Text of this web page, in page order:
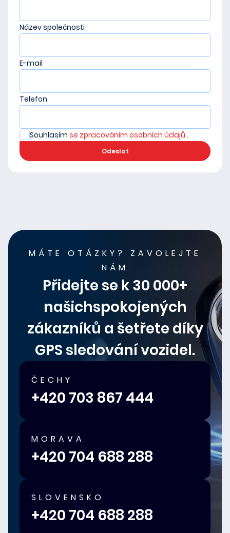
Název společnosti
E-mail
Telefon
Souhlasímse zpracováním osobních údajů.
Odeslat
MÁTE OTÁZKY? ZAVOLEJTE
NÁM
Přidejte se k 30 000+
našichspokojených
zákazníků a šetřete díky
GPS sledování vozidel.
ČECHY
+420 703 867 444
MORAVA
+420 704 688 288
SLOVENSKO
+420 704 688 288